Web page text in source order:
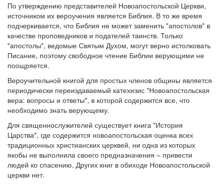
По утверждению представителей Новоапостольской Церкви,
источником их вероучения является Библия. В то же время
подчеркивается, что Библия не может заменить "апостолов" в
качестве проповедников и подателей таинств. Только
"апостолы", ведомые Святым Духом, могут верно истолковать
Писание, поэтому свободное чтение Библии верующими не
поощряется.
Вероучительной книгой для простых членов общины является
периодически переиздаваемый катехизис "Новоапостольская
вера: вопросы и ответы", в которой содержится все, что
необходимо знать верующему.
Для священнослужителей существует книга "История
Царства", где содержится новоапостольская оценка всех
традиционных христианских церквей, ни одна из которых
якобы не выполнила своего предназначения – привести
людей ко спасению. Других книг в обиходе Новоапостольской
церкви нет.